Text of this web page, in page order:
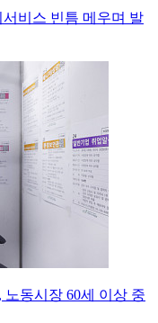
비스 빈틈 메우며 발
노동시장 60세 이상 중